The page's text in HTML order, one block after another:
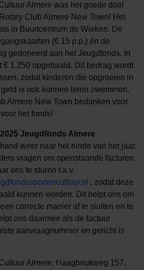
Almere was het goede doel
Club Almere New Town! Het
in Buurtcentrum de Wieken. De
(€ 15 p.p.) én de
gedoneerd aan het Jeugdfonds. In
€ 1.250 opgehaald. Dit bedrag wordt
zodat kinderen die opgroeien in
is ook kunnen leren zwemmen.
Almere New Town bedanken voor
het fonds!
Jeugdfonds Almere
weer naar het einde van het jaar.
vragen om openstaande facturen
ons te sturen t.a.v.
, zodat deze
kunnen worden. Dit helpt ons om
correcte manier af te sluiten en te
ons daarmee als de factuur
aanvraagnummer en gericht is
Almere, Haagbeukweg 157,